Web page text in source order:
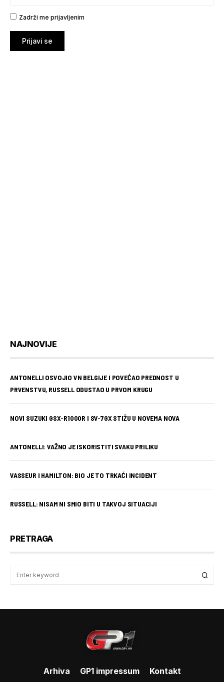
Zadrži me prijavljenim
Prijavi se
NAJNOVIJE
ANTONELLI OSVOJIO VN BELGIJE I POVEĆAO PREDNOST U
PRVENSTVU, RUSSELL ODUSTAO U PRVOM KRUGU
NOVI SUZUKI GSX-R1000R I SV-7GX STIŽU U NOVEMA NOVA
ANTONELLI: VAŽNO JE ISKORISTITI SVAKU PRILIKU
VASSEUR I HAMILTON: BIO JE TO TRKAĆI INCIDENT
RUSSELL: NISAM NI SMIO BITI U TAKVOJ SITUACIJI
PRETRAGA
Arhiva GP1 impressum Kontakt